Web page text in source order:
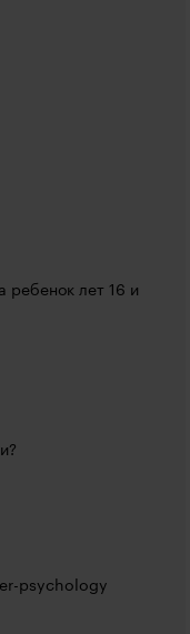
ребенок лет 16 и
psychology